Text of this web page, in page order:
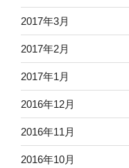
2017年3月
2017年2月
2017年1月
2016年12月
2016年11月
2016年10月